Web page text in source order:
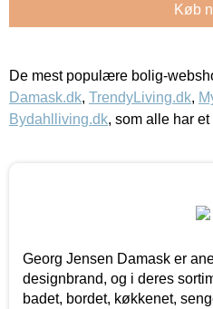
Køb
De mest populære bolig-
Damask.dk, TrendyLiving.dk,
Bydahlliving.dk, som alle har
Georg Jensen Damask er
designbrand, og i deres
badet, bordet, køkkenet,